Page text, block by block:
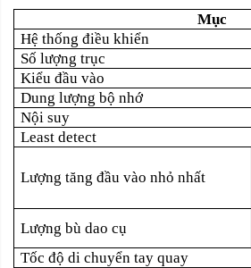
Mục
Hệ thống điều khiển
Số lượng trục
Kiểu đầu vào
Dung lượng bộ nhớ
Nội suy
Least detect
Lượng tăng đầu vào nhỏ nhất
Lượng bù dao cụ
Tốc độ di chuyển tay quay